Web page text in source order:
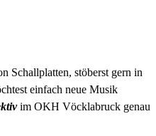
Schallplatten, stöberst gern in
einfach neue Musik
im OKH Vöcklabruck genau